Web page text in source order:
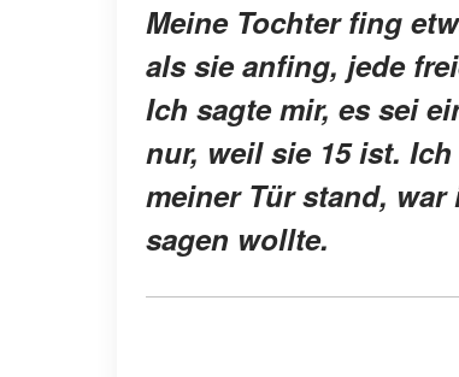
Meine Tochter fing
als sie anfing, jede
Ich sagte mir, es sei
nur, weil sie 15 ist.
meiner Tür stand,
sagen wollte.